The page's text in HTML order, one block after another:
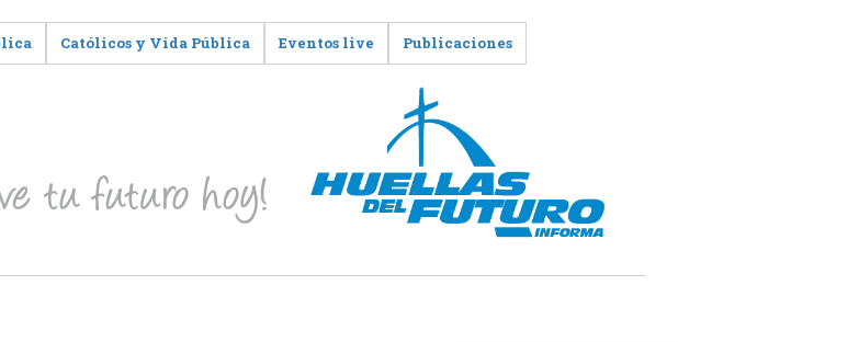
Católicos y Vida Pública Eventos live Publicaciones